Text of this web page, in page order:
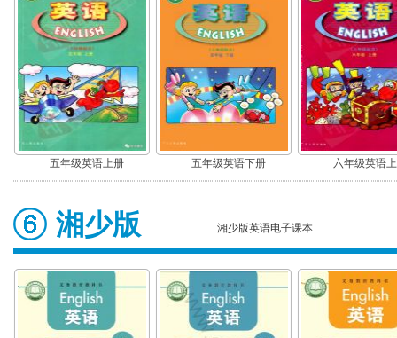
五年级英语上册 五年级英语下册 六年级英语
湘少版 湘少版英语电子课本